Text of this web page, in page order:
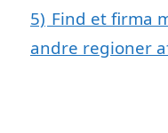
5) Find et firma
andre regioner